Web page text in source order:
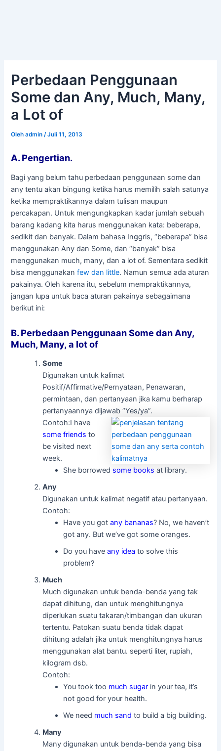
Perbedaan Penggunaan
Some dan Any, Much, Many,
a Lot of
Olehadmin /Juli 11, 2013
A. Pengertian.
Bagi yang belum tahu perbedaan penggunaan some dan
any tentu akan bingung ketika harus memilih salah satunya
ketika mempraktikannya dalam tulisan maupun
percakapan. Untuk mengungkapkan kadar jumlah sebuah
barang kadang kita harus menggunakan kata: beberapa,
sedikit dan banyak. Dalam bahasa Inggris, “beberapa” bisa
menggunakan Any dan Some, dan “banyak” bisa
menggunakan much, many, dan a lot of. Sementara sedikit
bisa menggunakanfew dan little. Namun semua ada aturan
pakainya. Oleh karena itu, sebelum mempraktikannya,
jangan lupa untuk baca aturan pakainya sebagaimana
berikut ini:
B. Perbedaan Penggunaan Some dan Any,
Much, Many, a lot of
Some
Digunakan untuk kalimat
Positif/Affirmative/Pernyataan, Penawaran,
permintaan, dan pertanyaan jika kamu berharap
pertanyaannya dijawab “Yes/ya”.
Contoh:I have
some friends to
be visited next
week.
She borrowed some books at library.
Any
Digunakan untuk kalimat negatif atau pertanyaan.
Contoh:
Have you gotany bananas? No, we haven’t
got any. But we’ve got some oranges.
Do you haveany idea to solve this
problem?
Much
Much digunakan untuk benda-benda yang tak
dapat dihitung, dan untuk menghitungnya
diperlukan suatu takaran/timbangan dan ukuran
tertentu. Patokan suatu benda tidak dapat
dihitung adalah jika untuk menghitungnya harus
menggunakan alat bantu. seperti liter, rupiah,
kilogram dsb.
Contoh:
You took too much sugar in your tea, it’s
not good for your health.
We need much sand to build a big building.
Many
Many digunakan untuk benda-benda yang bisa